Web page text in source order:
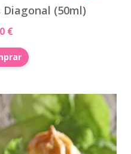
Diagonal (50ml)
€